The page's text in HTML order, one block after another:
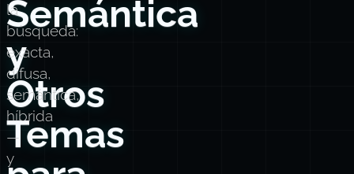
Semántica
y
Otros
Temas
la
búsqueda:
exacta,
difusa,
semántica,
híbrida
—
y